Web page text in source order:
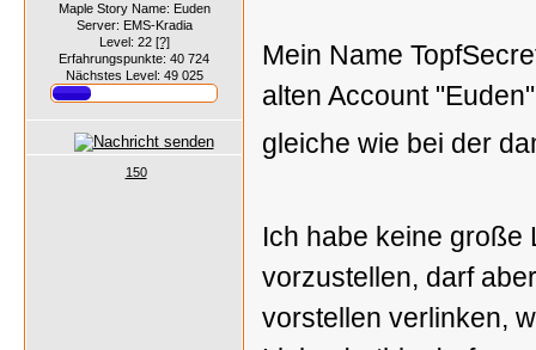
Maple Story Name: Euden
Server: EMS-Kradia
Level: 22 [?]
Erfahrungspunkte: 40 724
Nächstes Level: 49 025
150
Mein Name
alten Account
gleiche wie bei der
Ich habe keine große
vorzustellen, darf
vorstellen verlinken,